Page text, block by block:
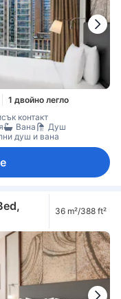
1 двойно легло
контакт
Вана
Душ
душ и вана
36 m²/388 ft²